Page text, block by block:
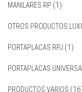
MANILARES RP (1)
OTROS PRODUCTOS
PORTAPLACAS RPJ (1)
PORTAPLACAS UNIVERSAL
PRODUCTOS VARIOS